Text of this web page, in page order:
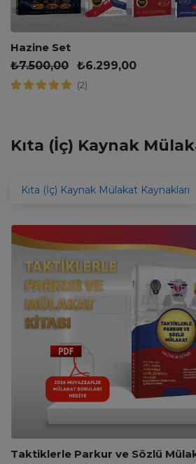
Hazine Set
₺7.500,00 ₺6.299,00
(2)
Kıta (İç) Kaynak
Kıta (İç) Kaynak Mülakat Kaynakları
Taktiklerle Parkur ve Sözlü